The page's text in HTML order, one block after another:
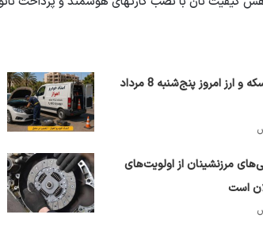
قیمت طلا، سکه و ارز امروز پنج‌شنبه 8 مرداد
مرزنشینان از اولویت‌های
است